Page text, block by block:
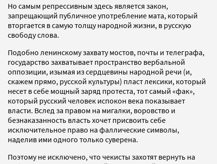
Но самым репрессивным здесь является закон,
запрещающий публичное употребление мата, который
вторгается в самую толщу народной жизни, в русскую
свободу слова.
Подобно ленинскому захвату мостов, почты и телеграфа,
государство захватывает пространство вербальной
оппозиции, изымая из сердцевины народной речи (и,
скажем прямо, русской культуры) пласт лексики, который
несет в себе мощный заряд протеста, тот самый «фак»,
который русский человек испокон века показывает
власти. Вслед за правом на мигалки, воровство и
безнаказанность власть хочет присвоить себе
исключительное право на фаллические символы,
наделив ими одного только суверена.
Поэтому не исключено, что чекисты захотят вернуть на